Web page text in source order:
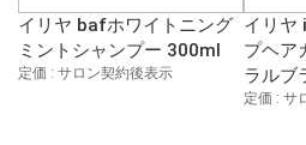
イリヤ bafホワイトニング
ミントシャンプー 300ml
定価 : サロン契約後表示
イリヤ
プヘア
ラルブ
定価 : サ